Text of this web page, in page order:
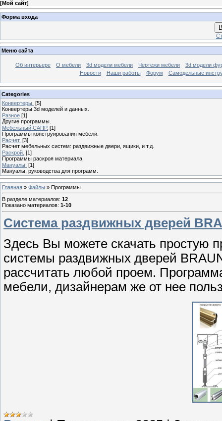
[Мой сайт]
Форма входа
Меню сайта
Об интерьере О мебели 3d модели мебели Чертежи мебели
3d модели
Новости
Наши работы Форум Самодельные
Categories
Конвертеры. [5]
Конвертеры 3d моделей и данных.
Разное [1]
Другие программы.
Мебельный САПР. [1]
Программы конструирования мебели.
Расчет. [3]
Расчет мебельных систем: раздвижные двери, ящики, и т.д.
Раскрой. [1]
Программы раскроя материала.
Мануалы. [1]
Мануалы, руководства для программ.
Главная » Файлы » Программы
В разделе материалов: 12
Показано материалов: 1-10
Система раздвижных дверей
Здесь Вы можете скачать простую
системы раздвижных дверей
рассчитать любой проем.
мебели, дизайнерам же от нее